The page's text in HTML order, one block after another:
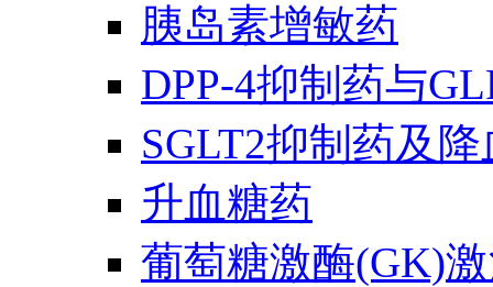
胰岛素增敏药
DPP-4抑制药与
SGLT2抑制药及
升血糖药
葡萄糖激酶(GK)